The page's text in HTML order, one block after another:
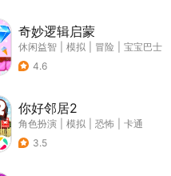
奇妙逻辑启蒙
休闲益智 模拟 冒险
宝宝巴士
4.6
你好邻居2
角色扮演 模拟 恐怖
卡通
3.5